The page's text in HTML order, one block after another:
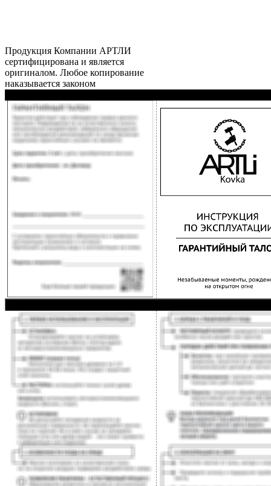
Продукция Компании АРТЛИ
сертифицирована и является
оригиналом. Любое копирование
наказывается законом